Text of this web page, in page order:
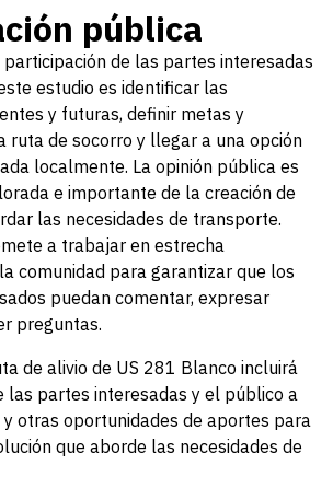
pública
de las partes interesadas
estudio es identificar las
y futuras, definir metas y
ruta de socorro y llegar a una opción
localmente. La opinión pública es
e importante de la creación de
las necesidades de transporte.
a trabajar en estrecha
comunidad para garantizar que los
puedan comentar, expresar
preguntas.
de alivio de US 281 Blanco incluirá
las partes interesadas y el público a
otras oportunidades de aportes para
que aborde las necesidades de